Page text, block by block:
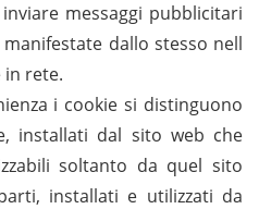
messaggi pubblicitari
dallo stesso nell
in rete.
i cookie si distinguono
installati dal sito web che
soltanto da quel sito
installati e utilizzati da